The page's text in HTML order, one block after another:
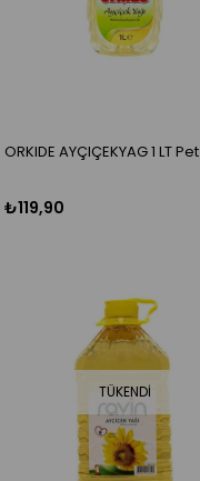
ORKIDE AYÇIÇEKYAG 1 LT Pet
₺119,90
TÜKENDI